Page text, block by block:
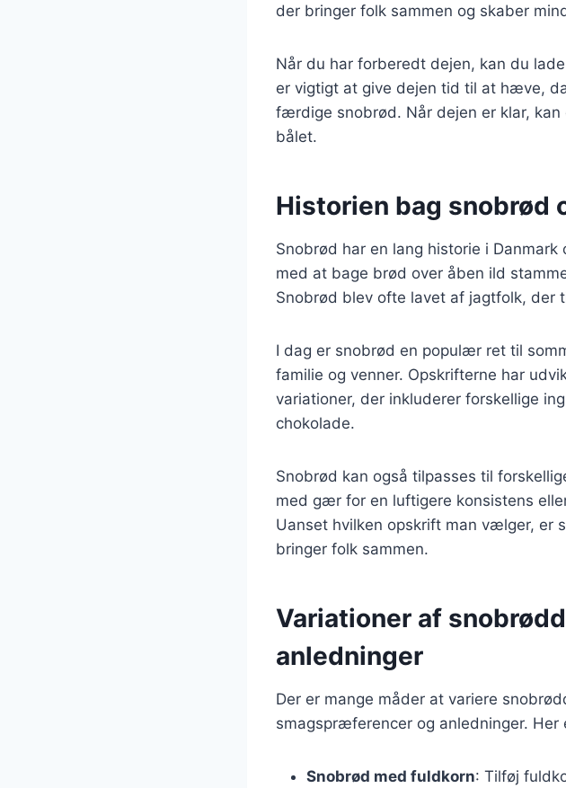
der bringer folk sammen og skaber
Når du har forberedt dejen, kan du
er vigtigt at give dejen tid til at hæve,
færdige snobrød. Når dejen er klar,
bålet.
Historien bag snobrød
Snobrød har en lang historie i
med at bage brød over åben ild
Snobrød blev ofte lavet af jagtfolk, der
I dag er snobrød en populær ret til
familie og venner. Opskrifterne har
variationer, der inkluderer forskellige
chokolade.
Snobrød kan også tilpasses til
med gær for en luftigere konsistens
Uanset hvilken opskrift man vælger, er
bringer folk sammen.
Variationer af
anledninger
Der er mange måder at variere
smagspræferencer og anledninger.
Snobrød med fuldkorn: Tilføj